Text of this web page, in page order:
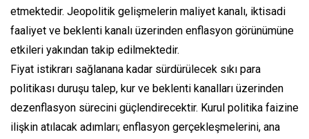
etmektedir. Jeopolitik gelişmelerin maliyet kanalı, iktisadi
faaliyet ve beklenti kanalı üzerinden enflasyon görünümüne
etkileri yakından takip edilmektedir.
Fiyat istikrarı sağlanana kadar sürdürülecek sıkı para
politikası duruşu talep, kur ve beklenti kanalları üzerinden
dezenflasyon sürecini güçlendirecektir. Kurul politika faizine
ilişkin atılacak adımları; enflasyon gerçekleşmelerini, ana